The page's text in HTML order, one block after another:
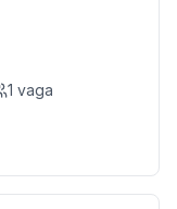
1 vaga